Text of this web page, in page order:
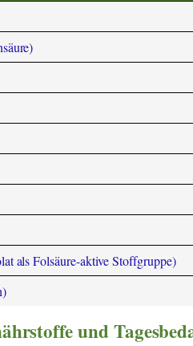
als Folsäure-aktive Stoffgruppe)
und